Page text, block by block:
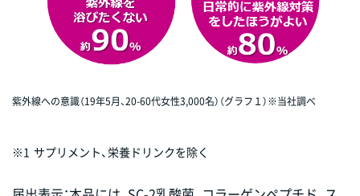
紫外線への意識（19年5月、20-60代女性3,000名）（グラフ１）※当社調べ
※1 サプリメント、栄養ドリンクを除く